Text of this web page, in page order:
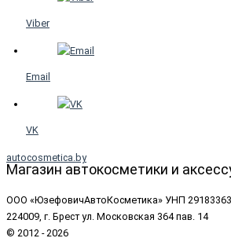
Viber
Email
VK
autocosmetica.by
Магазин автокосметики и
ООО «ЮзефовичАвтоКосметика» УНП
224009, г. Брест ул. Московская 364 пав. 14
© 2012 - 2026